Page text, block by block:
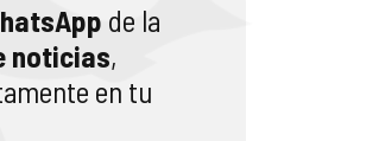
de la
noticias,
en tu